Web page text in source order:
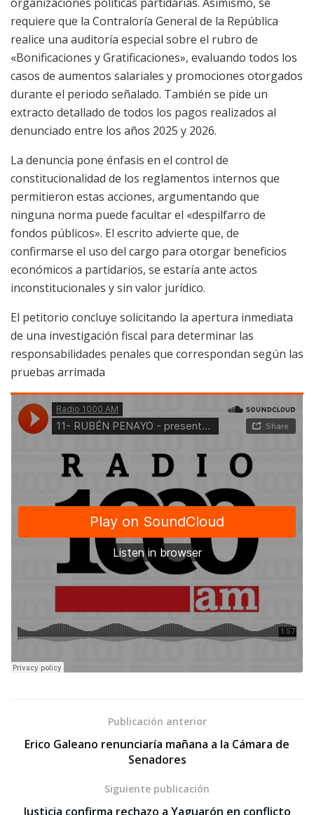
requiere que la Contraloría General de la República
realice una auditoría especial sobre el rubro de
«Bonificaciones y Gratificaciones», evaluando todos los
casos de aumentos salariales y promociones otorgados
durante el periodo señalado. También se pide un
extracto detallado de todos los pagos realizados al
denunciado entre los años 2025 y 2026.
La denuncia pone énfasis en el control de
constitucionalidad de los reglamentos internos que
permitieron estas acciones, argumentando que
ninguna norma puede facultar el «despilfarro de
fondos públicos». El escrito advierte que, de
confirmarse el uso del cargo para otorgar beneficios
económicos a partidarios, se estaría ante actos
inconstitucionales y sin valor jurídico.
El petitorio concluye solicitando la apertura inmediata
de una investigación fiscal para determinar las
responsabilidades penales que correspondan según las
pruebas arrimada
Publicación anterior
Erico Galeano renunciaría mañana a la Cámara de
Senadores
Siguiente publicación
Justicia confirma rechazo a Yaguarón en conflicto